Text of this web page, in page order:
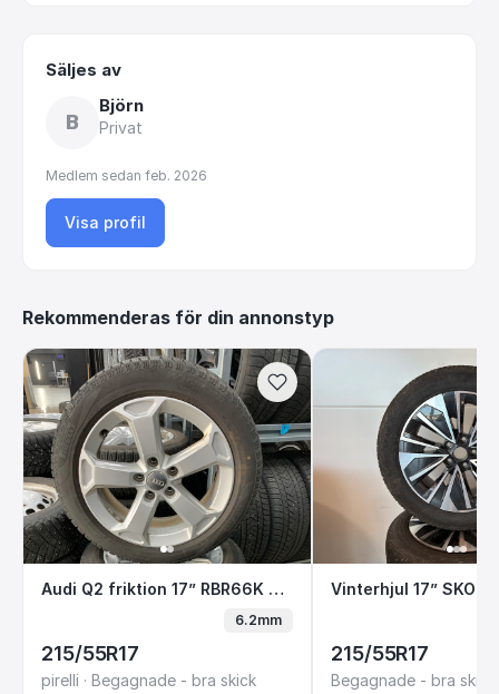
Säljes av
B
Björn
Privat
Medlem sedan feb. 2026
Visa profil
Rekommenderas för din annonstyp
Audi Q2 friktion 17” RBR66K B2-2
Audi Q2 friktion 17” RBR66K B2-2
6.2mm
215/55R17
pirelli · Begagnade - bra skick
Vinterhjul 17”
215/55R17
Begagnade - bra skick